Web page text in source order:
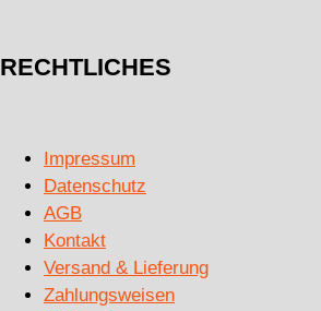
RECHTLICHES
Impressum
Datenschutz
AGB
Kontakt
Versand & Lieferung
Zahlungsweisen